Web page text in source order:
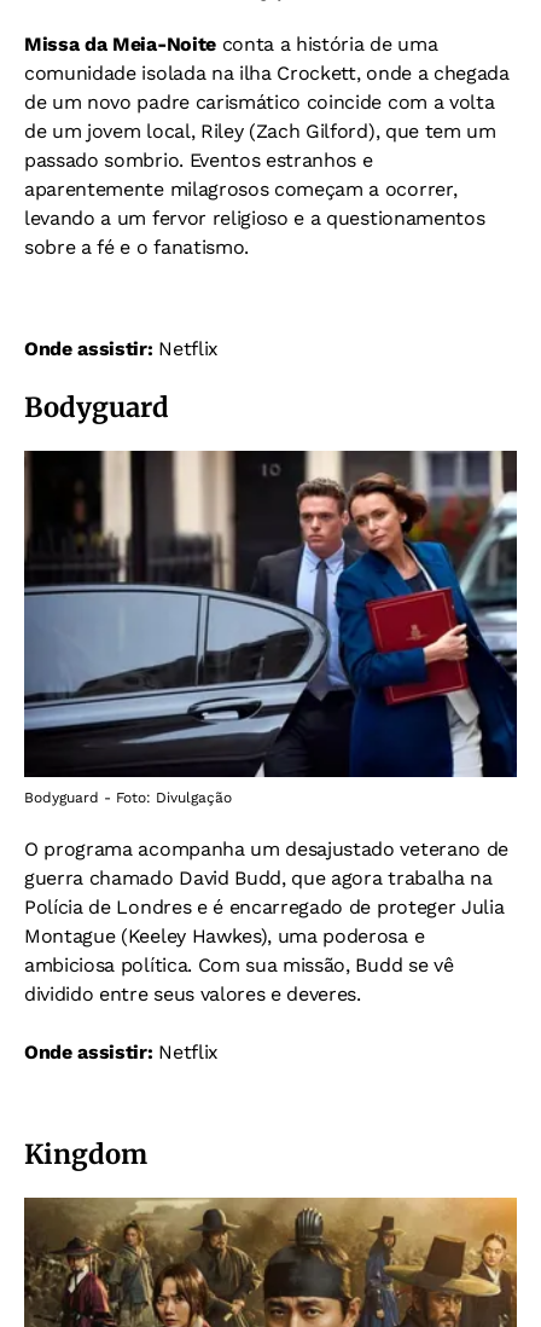
Missa da Meia-Noite conta a história de uma
comunidade isolada na ilha Crockett, onde a chegada
de um novo padre carismático coincide com a volta
de um jovem local, Riley (Zach Gilford), que tem um
passado sombrio. Eventos estranhos e
aparentemente milagrosos começam a ocorrer,
levando a um fervor religioso e a questionamentos
sobre a fé e o fanatismo.
Onde assistir: Netflix
Bodyguard
Bodyguard - Foto: Divulgação
O programa acompanha um desajustado veterano de
guerra chamado David Budd, que agora trabalha na
Polícia de Londres e é encarregado de proteger Julia
Montague (Keeley Hawkes), uma poderosa e
ambiciosa política. Com sua missão, Budd se vê
dividido entre seus valores e deveres.
Onde assistir: Netflix
Kingdom